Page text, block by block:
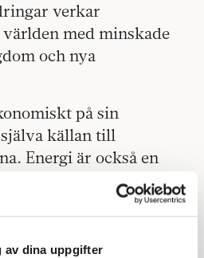
av dina uppgifter
verkar
med minskade
och nya
på sin
källan till
Energi är också en
Det är svårt att
industrialiserade
De mest kända är